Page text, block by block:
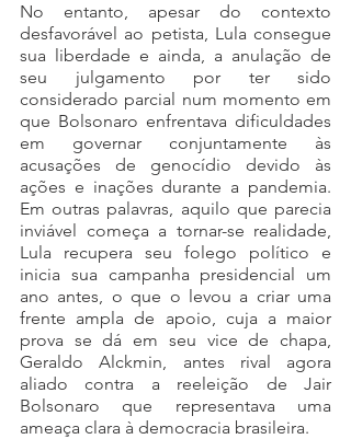
No entanto, apesar do contexto
desfavorável ao petista, Lula consegue
sua liberdade e ainda, a anulação de
seu julgamento por ter sido
considerado parcial num momento em
que Bolsonaro enfrentava dificuldades
em governar conjuntamente às
acusações de genocídio devido às
ações e inações durante a pandemia.
Em outras palavras, aquilo que parecia
inviável começa a tornar-se realidade,
Lula recupera seu folego político e
inicia sua campanha presidencial um
ano antes, o que o levou a criar uma
frente ampla de apoio, cuja a maior
prova se dá em seu vice de chapa,
Geraldo Alckmin, antes rival agora
aliado contra a reeleição de Jair
Bolsonaro que representava uma
ameaça clara à democracia brasileira.